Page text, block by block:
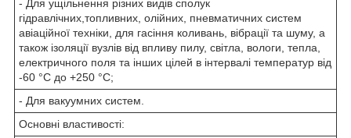
- Для ущільнення різних видів сполук
гідравлічних,топливних, олійних, пневматичних систем
авіаційної техніки, для гасіння коливань, вібрації та шуму, а
також ізоляції вузлів від впливу пилу, світла, вологи, тепла,
електричного поля та інших цілей в інтервалі температур від
-60 °C до +250 °C;
- Для вакуумних систем.
Основні властивості: